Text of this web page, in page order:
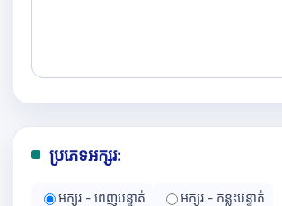
ប្រភេទអក្សរ:
អក្សរ - ពេញបន្ទាត់
អក្សរ - កន្លះបន្ទាត់